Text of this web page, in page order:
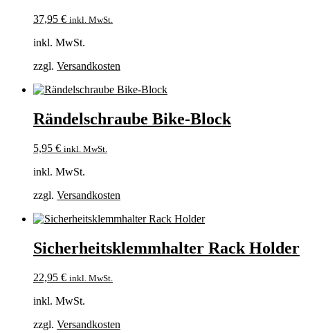
37,95 € inkl. MwSt.
inkl. MwSt.
zzgl. Versandkosten
Rändelschraube Bike-Block
5,95 € inkl. MwSt.
inkl. MwSt.
zzgl. Versandkosten
Sicherheitsklemmhalter Rack Holder
22,95 € inkl. MwSt.
inkl. MwSt.
zzgl. Versandkosten